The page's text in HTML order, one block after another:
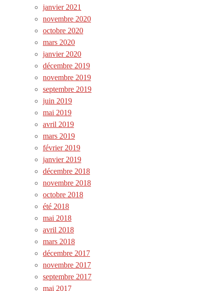
janvier 2021
novembre 2020
octobre 2020
mars 2020
janvier 2020
décembre 2019
novembre 2019
septembre 2019
juin 2019
mai 2019
avril 2019
mars 2019
février 2019
janvier 2019
décembre 2018
novembre 2018
octobre 2018
été 2018
mai 2018
avril 2018
mars 2018
décembre 2017
novembre 2017
septembre 2017
mai 2017